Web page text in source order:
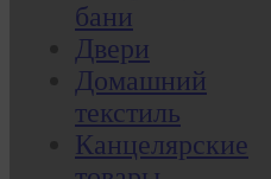
бани
Двери
Домашний
текстиль
Канцелярские